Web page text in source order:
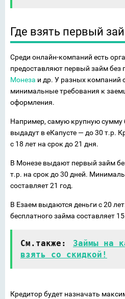
Где взять первый
Среди онлайн-компаний есть
предоставляют первый займ без
Монеза и др. У разных компаний
минимальные требования к
оформления.
Например, самую крупную сумму
выдадут в еКапусте — до 30 т.р.
с 18 лет на срок до 21 дня.
В Монезе выдают первый займ
т.р. на срок до 30 дней.
составляет 21 год.
В Езаем выдаются деньги с 20
бесплатного займа составляет
См.также:
Займы на
взять со скидкой!
Кредитор будет назначать